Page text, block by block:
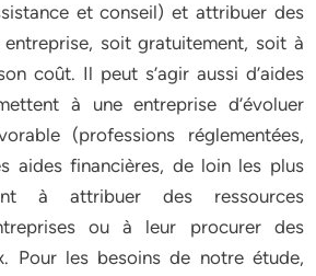
et conseil) et attribuer des
entreprise, soit gratuitement, soit à
coût. Il peut s’agir aussi d’aides
à une entreprise d’évoluer
(professions réglementées,
aides financières, de loin les plus
à attribuer des ressources
ou à leur procurer des
Pour les besoins de notre étude,